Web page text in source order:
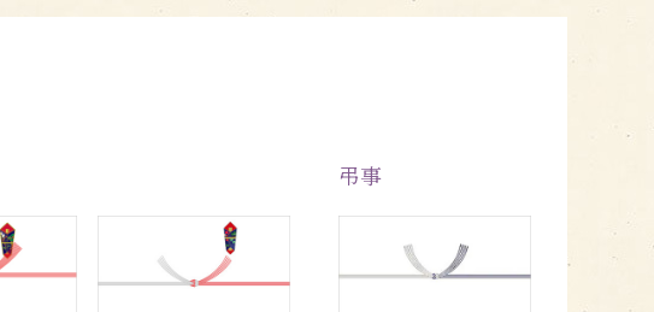
弔事